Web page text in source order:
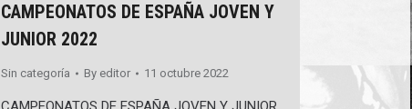
CAMPEONATOS DE ESPAÑA JOVEN Y
JUNIOR 2022
Sin categoría By editor 11 octubre 2022